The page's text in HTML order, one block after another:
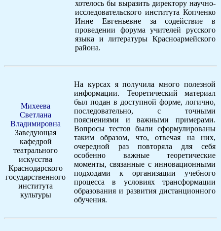
хотелось бы выразить директору научно-
исследовательского института Копченко
Инне Евгеньевне за содействие в
проведении форума учителей русского
языка и литературы Красноармейского
района.
Михеева
Светлана
Владимировна
Заведующая
кафедрой
театрального
искусства
Краснодарского
государственного
института
культуры
На курсах я получила много полезной
информации. Теоретический материал
был подан в доступной форме, логично,
последовательно, с точными
пояснениями и важными примерами.
Вопросы тестов были сформулированы
таким образом, что, отвечая на них,
очередной раз повторяла для себя
особенно важные теоретические
моменты, связанные с инновационными
подходами к организации учебного
процесса в условиях трансформации
образования и развития дистанционного
обучения.